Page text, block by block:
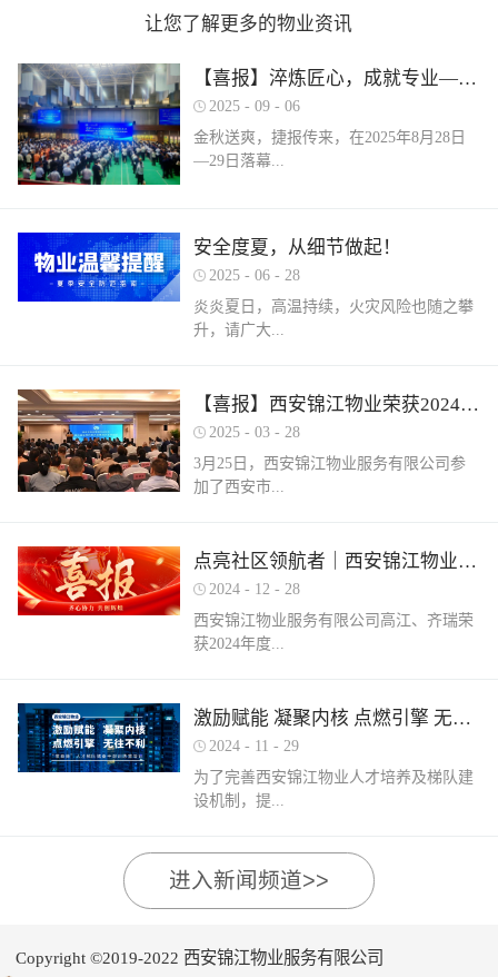
让您了解更多的物业资讯
【喜报】淬炼匠心，成就专业——西安锦江物业在“锦天物业杯”技能竞赛中斩获佳绩
2025 - 09 - 06
金秋送爽，捷报传来，在2025年8月28日
—29日落幕...
业职业技能竞赛中， 西安锦江物业服务有
限公司的选手们表现卓越，凭借扎实的理
论知识、精湛的操作技能和临危不乱的现
场发挥，在物业管理师、电工、消防设施
市住房和城乡建设局指导、市物业管理行
业协会主办，是全市物业管理行业一年一
度规格最高、水平最强、影响最广的职业
技能盛会。本次竞赛，共有来自全市60余
家物业企业的1300余名物业从业人员参
梦长安 精技赋能未来”，全面夯实行业人
才基础。参赛环节西安锦江物业作为西安
织并参与协会各项赛事，均取得傲人的成
绩。今年为了锻炼队伍，搭建更广阔的成
下的重要知识点串讲和一轮轮的复习备
考，比赛中，选手们沉着冷静，基本发挥
出了各自领域应有的实力。最终，三个工
种共计取得了二等奖1名，三等奖3名，优
的问题及知识盲区，公司人力行政部及品
质部快速反应，第一时间组织各工种开展
内部专项培训，进行系统化的梳理和总
经验和答题技巧进行转化分享，对标竞赛
安全度夏，从细节做起！
2025 - 06 - 28
炎炎夏日，高温持续，火灾风险也随之攀
升，请广大...
业主做好夏季安全防范工作。风险在于防
范，平安才是幸福！西安锦江物业提醒
夏季高温，引发火灾事故占比较高，空
调、冰箱、电风扇等大功率电器的使用频
中要通风、散热，防止温度过高引发火
灾。空调、电风扇等电器设备不宜长时间
使用，离人时应及时关闭电源。电动车应
在室外专用充电桩充电，不得在室内、走
充电，切勿长时间充电，勿飞线充电。汽
车内严禁放置打火机、罐装喷剂、香水、
移动电源等易燃易爆物品，定期检测更换
车载灭火器，定期对车辆维护保养。不要
躺在床上、沙发上吸烟，烟头要及时放到
可燃物品。 使用电蚊香时应注意用电安
全，用完及时断开电源，防止因长期通电
“干烧”引发火灾。在发热的电蚊拍附近不
露水后不要立即靠近明火、也不要在高温
【喜报】西安锦江物业荣获2024年度优秀单位、全市技能竞赛优秀个人及优秀组织单位多项荣誉
2025 - 03 - 28
3月25日，西安锦江物业服务有限公司参
加了西安市...
物业管理行业协会组织召开的第三届会员
（代表）大会第四次全体会议暨物业高质
员单位及“安居物业杯”西安市物业管理行
业职业技能竞赛优秀个人及优秀组织单位
获“全市技能竞赛优秀组织奖”西安锦江物
业曹林、张小刚、郭小龙荣获技能竞赛“一
等奖”西安锦江物业张国刚、谷展荣获技能
竞赛“二等奖”西安锦江物业惠张瑜、张盼
兵、潘保民、毛亚、李强、贺鑫磊、李国
刚、岳程妮等人分别荣获技能竞赛“优秀
奖”。在这个追求卓越服务的时代，西安锦
升整个团队的专业水平和服务质量，西安
点亮社区领航者｜西安锦江物业高江、齐瑞获得“优秀项目经理”荣誉称号
2024 - 12 - 28
西安锦江物业服务有限公司高江、齐瑞荣
获2024年度...
陕西省物业管理协会“优秀项目经理”称
号。岁末回首，总结成绩，表彰优秀，
会召开盛会，表彰这一年在物业管理行业
的广阔舞台上绽放出熠熠光辉的精英
1A期 项目经理 齐瑞高江、齐瑞是西安锦
江物业诸多优秀项目经理的缩影，他们代
表着西安锦江物业团结奋进、诚信奉献、
奖是荣誉也是动力，西安锦江物业将以他
们作为榜样领航，激励全体员工砥砺奋
激励赋能 凝聚内核 点燃引擎 无往不利
2024 - 11 - 29
为了完善西安锦江物业人才培养及梯队建
设机制，提...
高物业服务水平和服务质量，有目的、有
计划的进行人才储备及培育，大力培养核
江物业组织开展以“激励赋能 凝聚内核 点
进入新闻频道>>
Copyright ©2019-2022 西安锦江物业服务有限公司